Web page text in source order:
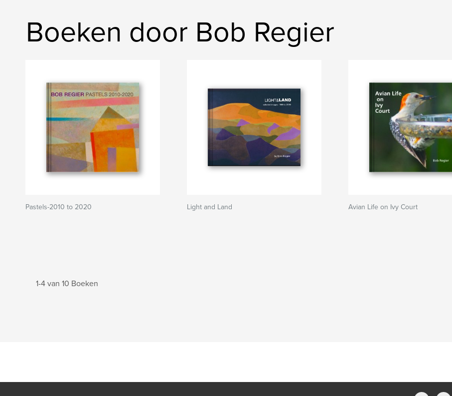
Boeken door Bob Regier
Pastels-2010 to 2020 Light and Land Avian Life on Ivy Court
1-4 van 10 Boeken